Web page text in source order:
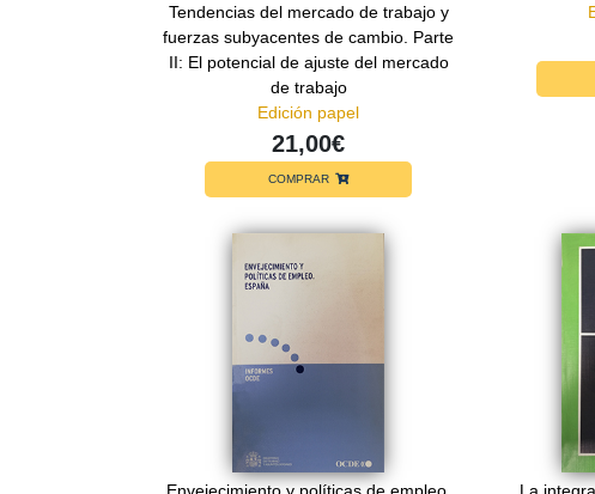
Tendencias del mercado de trabajo y
fuerzas subyacentes de cambio. Parte
II: El potencial de ajuste del mercado
de trabajo
Edición papel
21,00€
COMPRAR
Envejecimiento y políticas de empleo.
La